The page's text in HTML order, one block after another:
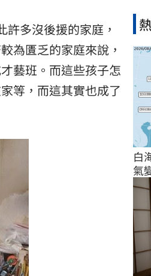
多沒後援的家庭，
為匱乏的家庭來說，
藝班。而這些孩子怎
等，而這其實也成了
白
氣